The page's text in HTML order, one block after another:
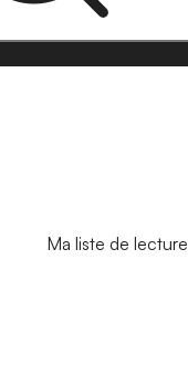
Ma liste de lecture